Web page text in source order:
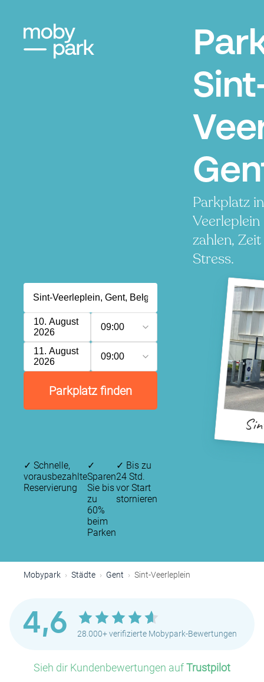
Parkplatz
zahlen,
Stress.
10. August
2026
09:00
11. August
2026
09:00
Parkplatz finden
✓ Schnelle,
vorausbezahlte
Reservierung
✓
Sparen
Sie bis
zu
60%
beim
Parken
✓ Bis zu
24 Std.
vor Start
stornieren
Mobypark Städte Gent Sint-Veerleplein
4,6 28.000+ verifizierte Mobypark-Bewertungen
Sieh dir Kundenbewertungen aufTrustpilot